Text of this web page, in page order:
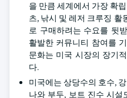
을 만큼 세계에서 가장 확
츠, 낚시 및 레저 크루징 활
로 구매하려는 수요를 뒷
활발한 커뮤니티 참여를
문화는 미국 시장의 장기
다.
미국에는 상당수의 호수,
나와 부두, 보트 진수 시